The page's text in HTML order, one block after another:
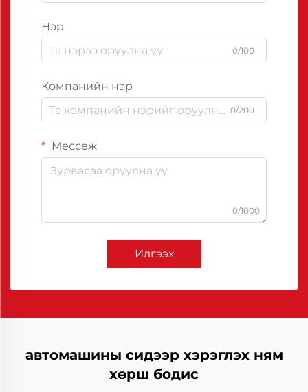
Нэр
0/100
Компанийн нэр
0/200
Мессеж
0/1000
Илгээх
автомашины сидээр хэрэглэх ням
хөрш бодис